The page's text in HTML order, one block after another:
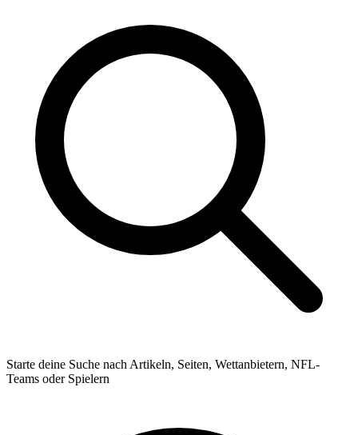
Starte deine Suche nach Artikeln, Seiten, Wettanbietern, NFL-
Teams oder Spielern